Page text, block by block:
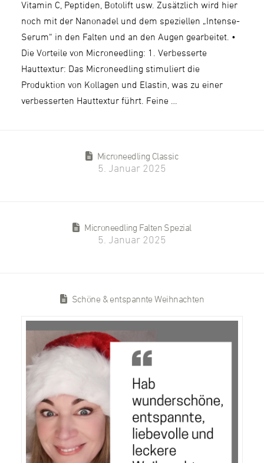
Vitamin C, Peptiden, Botolift usw. Zusätzlich wird hier
noch mit der Nanonadel und dem speziellen „Intense-
Serum“ in den Falten und an den Augen gearbeitet. •
Die Vorteile von Microneedling: 1. Verbesserte
Hauttextur: Das Microneedling stimuliert die
Produktion von Kollagen und Elastin, was zu einer
verbesserten Hauttextur führt. Feine …
Microneedling Classic
5. Januar 2025
Microneedling Falten Spezial
5. Januar 2025
Schöne & entspannte Weihnachten